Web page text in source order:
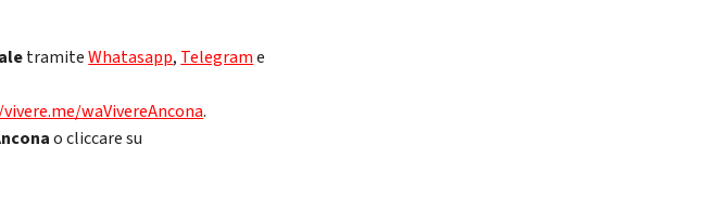
tramiteWhatasapp, Telegrame
waVivereAncona.
o cliccare su